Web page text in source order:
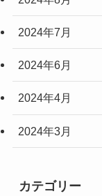
2024年7月
2024年6月
2024年4月
2024年3月
カテゴリー